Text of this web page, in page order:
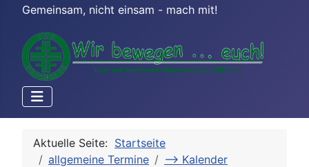
Gemeinsam, nicht einsam - mach mit!
Aktuelle Seite: Startseite
allgemeine Termine
--> Kalender